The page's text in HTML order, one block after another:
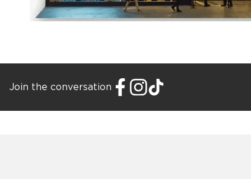
Join the conversation